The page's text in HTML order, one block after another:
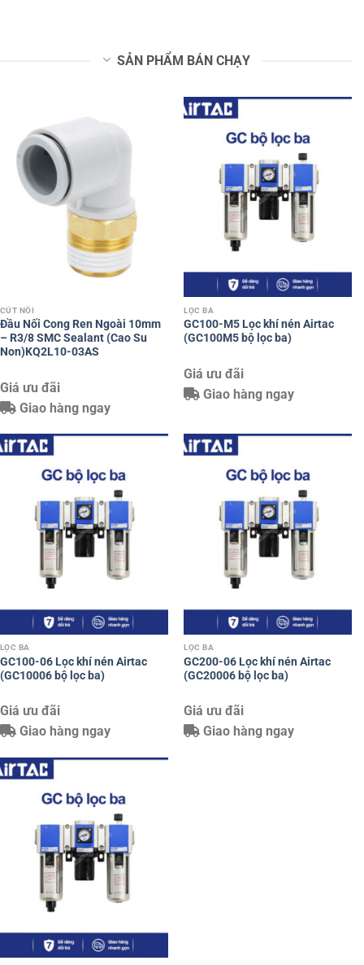
SẢN PHẨM BÁN CHẠY
CÚT NỐI
Đầu Nối Cong Ren Ngoài 10mm
– R3/8 SMC Sealant (Cao Su
Non)KQ2L10-03AS
Giá ưu đãi
Giao hàng ngay
LỌC BA
GC100-M5 Lọc khí nén Airtac
(GC100M5 bộ lọc ba)
Giá ưu đãi
Giao hàng ngay
LỌC BA
GC100-06 Lọc khí nén Airtac
(GC10006 bộ lọc ba)
Giá ưu đãi
Giao hàng ngay
LỌC BA
GC200-06 Lọc khí nén Airtac
(GC20006 bộ lọc ba)
Giá ưu đãi
Giao hàng ngay